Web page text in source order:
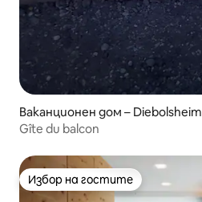
Ваканционен дом – Diebolsheim
Gîte du balcon
Избор на гостите
Избор на гостите